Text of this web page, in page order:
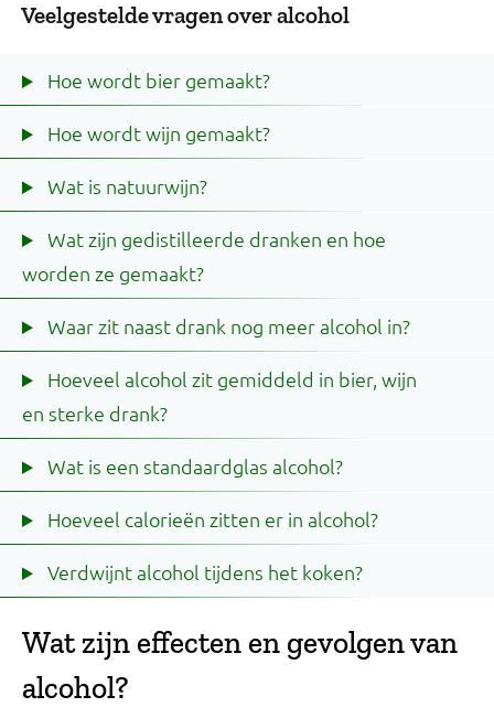
Veelgestelde vragen over alcohol
Hoe wordt bier gemaakt?
Hoe wordt wijn gemaakt?
Wat is natuurwijn?
Wat zijn gedistilleerde dranken en hoe
worden ze gemaakt?
Waar zit naast drank nog meer alcohol in?
Hoeveel alcohol zit gemiddeld in bier, wijn
en sterke drank?
Wat is een standaardglas alcohol?
Hoeveel calorieën zitten er in alcohol?
Verdwijnt alcohol tijdens het koken?
Wat zijn effecten en gevolgen van
alcohol?